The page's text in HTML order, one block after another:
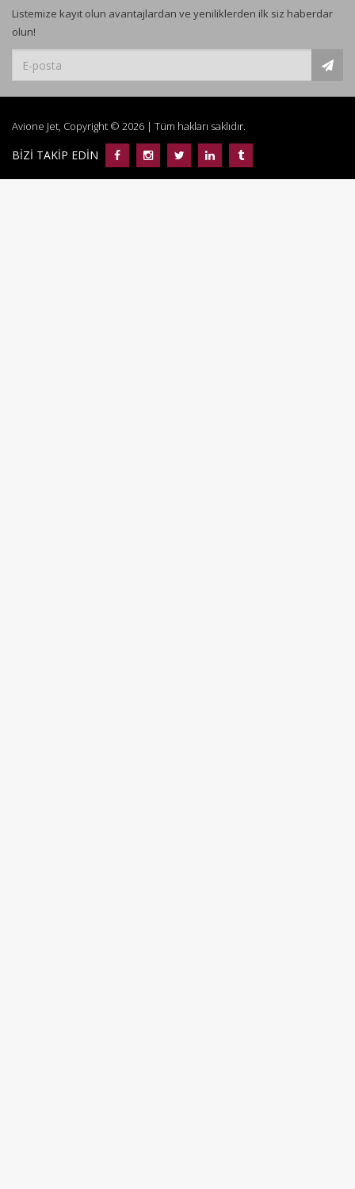
Listemize kayıt olun avantajlardan ve yeniliklerden ilk siz haberdar
olun!
Avione Jet, Copyright © 2026 | Tüm hakları saklıdır.
BİZİ TAKİP EDİN